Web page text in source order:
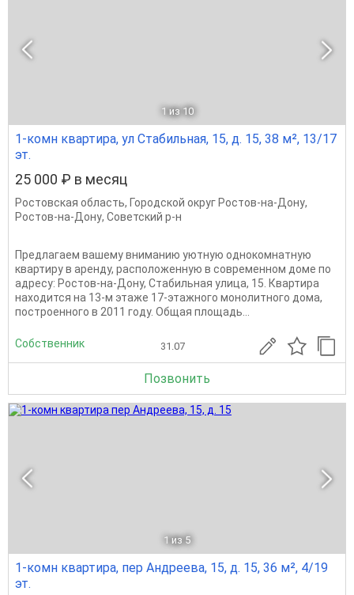
1 из 10
1-комн квартира, ул Стабильная, 15, д. 15, 38 м², 13/17
эт.
25 000 ₽ в месяц
Ростовская область, Городской округ Ростов-на-Дону,
Ростов-на-Дону, Советский р-н
Предлагаем вашему вниманию уютную однокомнатную
квартиру в аренду, расположенную в современном доме по
адресу: Ростов-на-Дону, Стабильная улица, 15. Квартира
находится на 13-м этаже 17-этажного монолитного дома,
построенного в 2011 году. Общая площадь...
Собственник 31.07
Позвонить
1 из 5
1-комн квартира, пер Андреева, 15, д. 15, 36 м², 4/19
эт.